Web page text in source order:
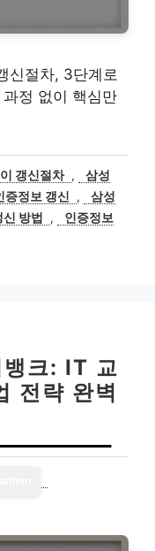
신절차, 3단계로
정 없이 핵심만
갱신절차 ,
삼성
증정보 갱신 ,
삼성
신 방법 ,
인증정보
크: IT 교
전략 완벽